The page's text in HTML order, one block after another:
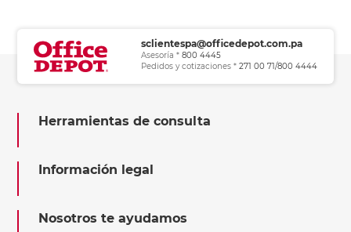
sclientespa@officedepot.com.pa
Asesoría * 800 4445
Pedidos y cotizaciones * 271 00 71/800 4444
Herramientas de consulta
Información legal
Nosotros te ayudamos